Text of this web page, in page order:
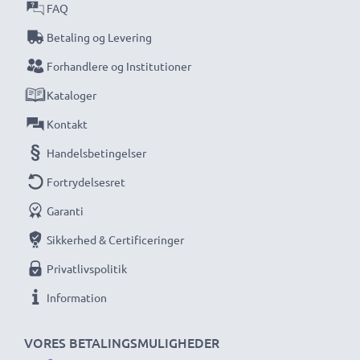
VORES BETALINGSMULIGHEDER
FAQ
Betaling og Levering
Forhandlere og Institutioner
Kataloger
Kontakt
Handelsbetingelser
Fortrydelsesret
Garanti
Sikkerhed & Certificeringer
Privatlivspolitik
Information